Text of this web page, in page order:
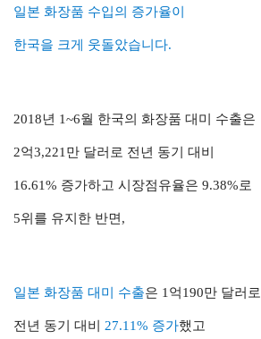
일본 화장품 수입의 증가율이
한국을 크게 웃돌았습니다.
2018년 1~6월 한국의 화장품 대미 수출은
2억3,221만 달러로 전년 동기 대비
16.61% 증가하고 시장점유율은 9.38%로
5위를 유지한 반면,
일본 화장품 대미 수출은 1억190만 달러로
전년 동기 대비 27.11% 증가했고